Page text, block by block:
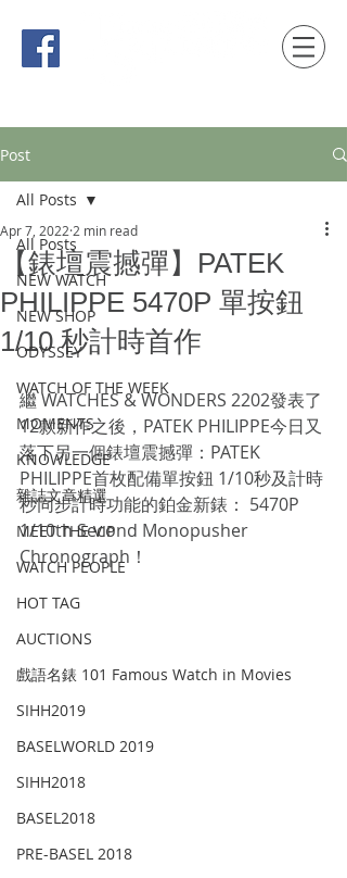
Post
All Posts
NEW WATCH
NEW SHOP
ODYSSEY
WATCH OF THE WEEK
MOMENTS
KNOWLEDGE
雜誌文章精選
MEET THE VIP
WATCH PEOPLE
HOT TAG
AUCTIONS
戲語名錶 101 Famous Watch in Movies
SIHH2019
BASELWORLD 2019
SIHH2018
BASEL2018
PRE-BASEL 2018
All Posts
【錶壇震撼彈】PATEK
PHILIPPE 5470P 單按鈕
1/10 秒計時首作
Apr 7, 2022 2 min read
繼 WATCHES & WONDERS 2202發表了
12款新作之後，PATEK PHILIPPE今日又
落下另一個錶壇震撼彈：PATEK
PHILIPPE首枚配備單按鈕 1/10秒及計時
秒同步計時功能的鉑金新錶： 5470P
1/10th Second Monopusher
Chronograph！